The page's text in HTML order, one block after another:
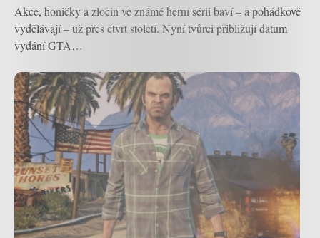
Akce, honičky a zločin ve známé herní sérii baví – a pohádkově
vydělávají – už přes čtvrt století. Nyní tvůrci přibližují datum
vydání GTA…